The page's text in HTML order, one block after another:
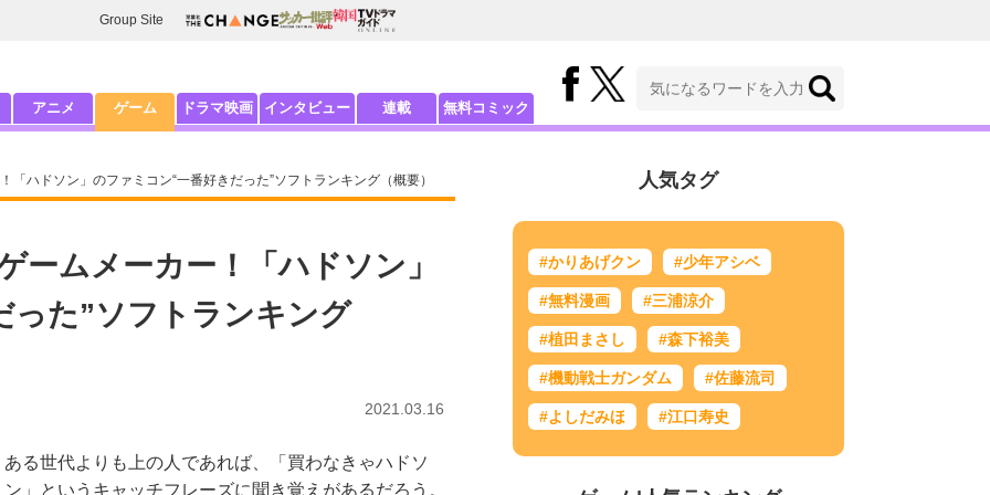
Group Site
アニメ ゲーム ドラマ映画 インタビュー 連載 無料コミック
「ハドソン」のファミコン“一番好きだった”ソフトランキング（概要）
ームメーカー！「ハドソン」
った”ソフトランキング
2021.03.16
ある世代よりも上の人であれば、「買わなきゃハドソ
ン」というキャッチフレーズに聞き覚えがあるだろう。
人気タグ
#かりあげクン #少年アシベ
#無料漫画 #三浦涼介
#植田まさし #森下裕美
#機動戦士ガンダム #佐藤流司
#よしだみほ #江口寿史